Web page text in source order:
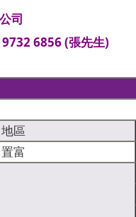
司
6856 (張先生)
地區
置富